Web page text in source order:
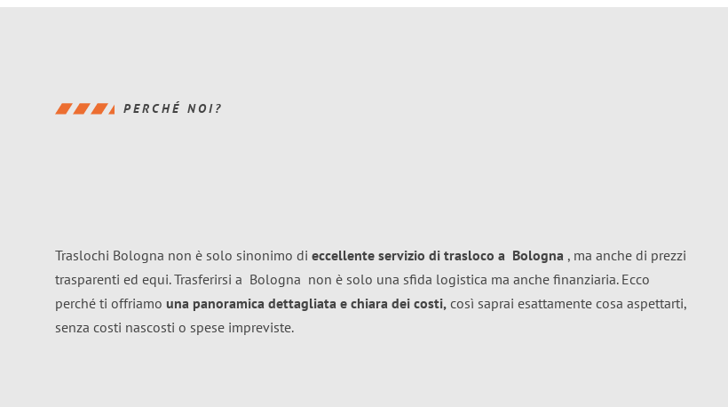
PERCHÉ NOI?
Traslochi Bologna non è solo sinonimo di eccellente servizio di trasloco a Bologna , ma anche di prezzi
trasparenti ed equi. Trasferirsi a Bologna non è solo una sfida logistica ma anche finanziaria. Ecco
perché ti offriamo una panoramica dettagliata e chiara dei costi, così saprai esattamente cosa aspettarti,
senza costi nascosti o spese impreviste.